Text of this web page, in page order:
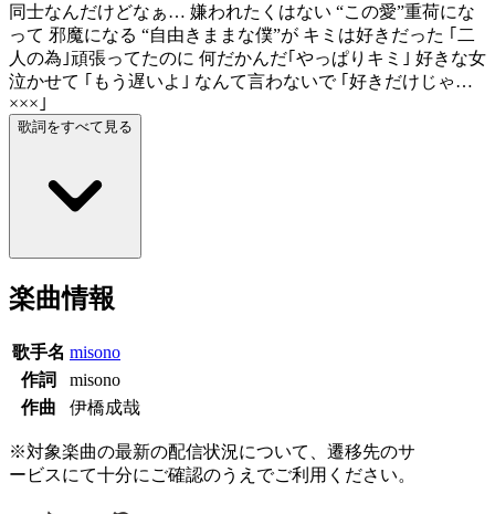
同士なんだけどなぁ… 嫌われたくはない “この愛”重荷にな
って 邪魔になる “自由きままな僕”が キミは好きだった ｢二
人の為｣頑張ってたのに 何だかんだ｢やっぱりキミ｣ 好きな女
泣かせて ｢もう遅いよ｣ なんて言わないで ｢好きだけじゃ…
×××｣
歌詞をすべて見る
楽曲情報
歌手名 misono
作詞
misono
作曲
伊橋成哉
※対象楽曲の最新の配信状況について、遷移先のサ
ービスにて十分にご確認のうえでご利用ください。